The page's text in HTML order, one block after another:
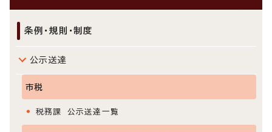
条例・規則・制度
公示送達
市税
税務課 公示送達一覧